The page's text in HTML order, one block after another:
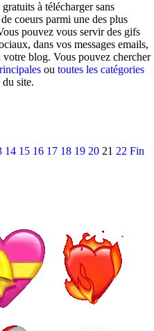
à télécharger sans
coeurs parmi une des plus
pouvez vous servir des gifs
dans vos messages emails,
blog. Vous pouvez chercher
ou toutes les catégories
du site.
14 15 16 17 18 19 20 21 22 Fin